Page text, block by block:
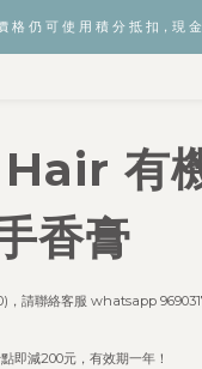
格 仍 可 使 用 積 分 抵 扣，現
有
香膏
，請聯絡客服 whatsapp
即減200元，有效期一年！